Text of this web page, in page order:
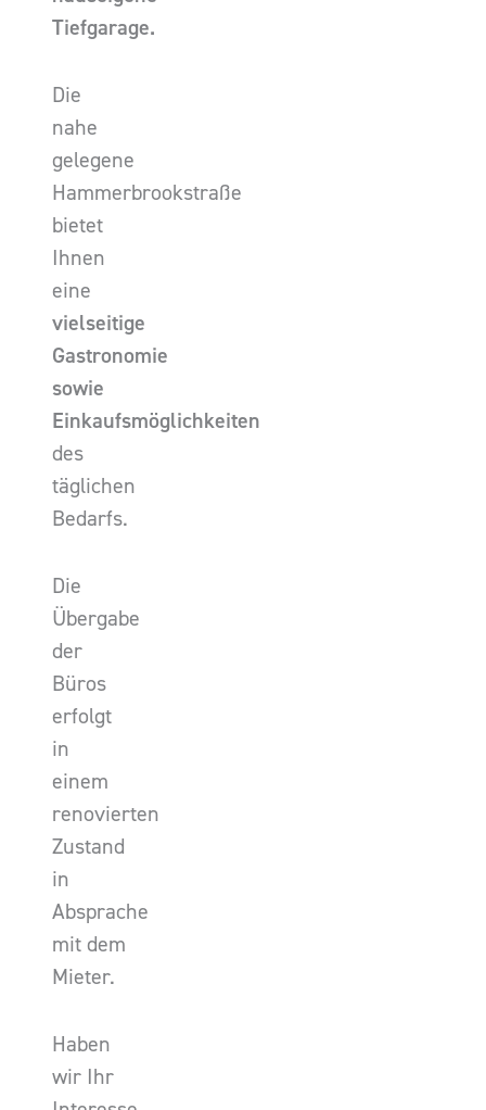
Tiefgarage.
Die
nahe
gelegene
Hammerbrookstraße
bietet
Ihnen
eine
vielseitige
Gastronomie
sowie
Einkaufsmöglichkeiten
des
täglichen
Bedarfs.
Die
Übergabe
der
Büros
erfolgt
in
einem
renovierten
Zustand
in
Absprache
mit dem
Mieter.
Haben
wir Ihr